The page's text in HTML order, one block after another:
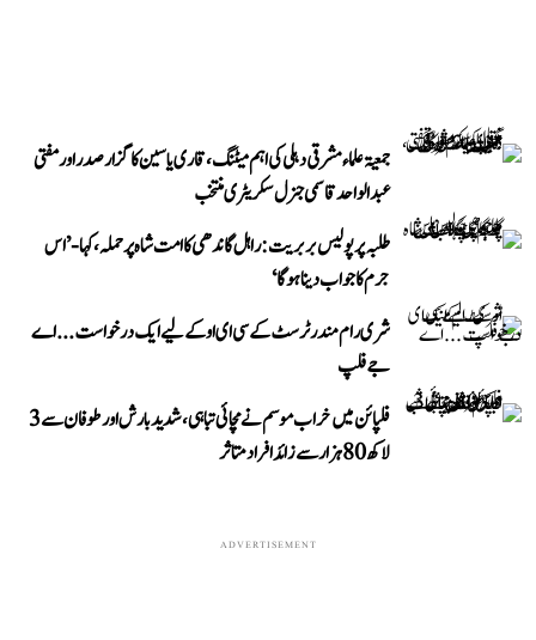
جمعیۃ علماء مشرقی دہلی کی اہم میٹنگ، قاری یاسین کا گزار صدر اور مفتی
عبد الواحد قاسمی جنرل سکریٹری منتخب
طلبہ پر پولیس بربریت: راہل گاندھی کا امت شاہ پر حملہ، کہا- ’اس
جرم کا جواب دینا ہوگا‘
شری رام مندر ٹرسٹ کے سی ای او کے لیے ایک درخواست...اے
جے فلپ
فلپائن میں خراب موسم نے مچائی تباہی، شدید بارش اور طوفان سے 3
لاکھ 80 ہزار سے زائد افراد متاثر
ADVERTISEMENT